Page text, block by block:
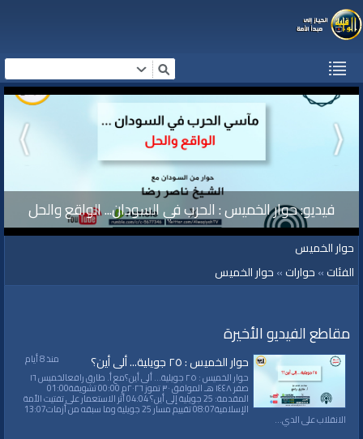
فيديو: حوار الخميس : الحرب في السودان... الواقع والحل
حوار الخميس
الفئات»حوارات»حوار الخميس
مقاطع الفيديو الأخيرة
منذ 8 أيام حوار الخميس : ٢٥ جويلية... ألى أين؟
حوار الخميس : ٢٥ جويلية... ألى أين؟مع أ. طارق رافعالخميس ١٦
صفر ١٤٤٨ هـ الموافق ٣٠ تموز ٢٠٢٦م 00:00 تشويقة01:00
المقدمة: 25 جويلية إلى أين؟ 04:04 أثر الاستعمار على تفتيت الأمة
الإسلامية08:07 تقييم مسار 25 جويلية وما سبقه من أزمات13:07
الانقلاب على الدي...